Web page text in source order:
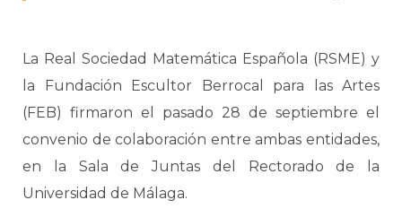
La Real Sociedad Matemática Española (RSME) y
la Fundación Escultor Berrocal para las Artes
(FEB) firmaron el pasado 28 de septiembre el
convenio de colaboración entre ambas entidades,
en la Sala de Juntas del Rectorado de la
Universidad de Málaga.